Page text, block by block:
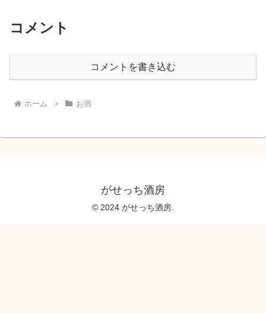
コメント
コメントを書き込む
ホーム お酒
がせっち酒房
© 2024 がせっち酒房.